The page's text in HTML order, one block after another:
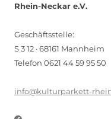
Rhein-Neckar e.V.
Geschäftsstelle:
S 3 12 · 68161 Mannheim
Telefon 0621 44 59 95 50
info@kulturparkett-